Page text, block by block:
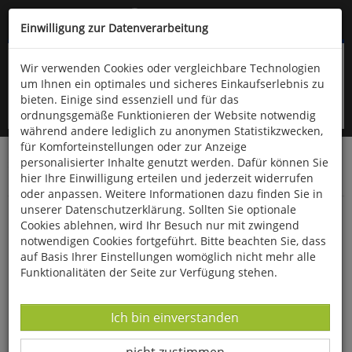
Kompletten Head der Seite überspringen
oder (06766) 9323-960
Startseite Schönes & Dekoratives
Fossilien & Mineralien
Mineralien
Tigerauge
Einwilligung zur Datenverarbeitung
Wir verwenden Cookies oder vergleichbare Technologien
um Ihnen ein optimales und sicheres Einkaufserlebnis zu
bieten. Einige sind essenziell und für das
ordnungsgemäße Funktionieren der Website notwendig
während andere lediglich zu anonymen Statistikzwecken,
für Komforteinstellungen oder zur Anzeige
personalisierter Inhalte genutzt werden. Dafür können Sie
hier Ihre Einwilligung erteilen und jederzeit widerrufen
oder anpassen. Weitere Informationen dazu finden Sie in
unserer Datenschutzerklärung. Sollten Sie optionale
Cookies ablehnen, wird Ihr Besuch nur mit zwingend
notwendigen Cookies fortgeführt. Bitte beachten Sie, dass
auf Basis Ihrer Einstellungen womöglich nicht mehr alle
Funktionalitäten der Seite zur Verfügung stehen.
Datenverarbeitung -
Ich bin einverstanden